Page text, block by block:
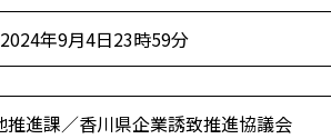
年9月4日23時59分
進課／香川県企業誘致推進協議会